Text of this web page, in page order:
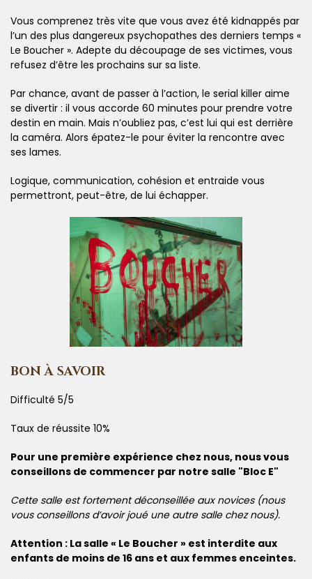
Vous comprenez très vite que vous avez été kidnappés par
l’un des plus dangereux psychopathes des derniers temps «
Le Boucher ». Adepte du découpage de ses victimes, vous
refusez d’être les prochains sur sa liste.
Par chance, avant de passer à l’action, le serial killer aime
se divertir : il vous accorde 60 minutes pour prendre votre
destin en main. Mais n’oubliez pas, c’est lui qui est derrière
la caméra. Alors épatez-le pour éviter la rencontre avec
ses lames.
Logique, communication, cohésion et entraide vous
permettront, peut-être, de lui échapper.
BON À SAVOIR
Difficulté 5/5
Taux de réussite 10%
Pour une première expérience chez nous, nous vous
conseillons de commencer par notre salle "Bloc E"
Cette salle est fortement déconseillée aux novices (nous
vous conseillons d’avoir joué une autre salle chez nous).
Attention : La salle « Le Boucher » est interdite aux
enfants de moins de 16 ans et aux femmes enceintes.